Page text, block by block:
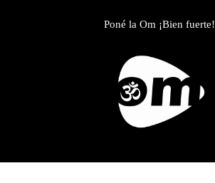
Poné la Om ¡Bien fuerte!